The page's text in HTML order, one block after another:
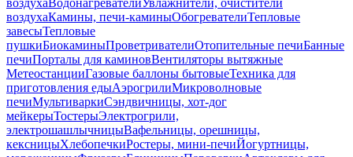
воздухаВодонагревателиУвлажнители, очистители
воздухаКамины, печи-каминыОбогревателиТепловые
завесыТепловые
пушкиБиокаминыПроветривателиОтопительные печиБанные
печиПорталы для каминовВентиляторы вытяжные
МетеостанцииГазовые баллоны бытовыеТехника для
приготовления едыАэрогрилиМикроволновые
печиМультиваркиСэндвичницы, хот-дог
мейкерыТостерыЭлектрогрили,
электрошашлычницыВафельницы, орешницы,
кексницыХлебопечкиРостеры, мини-печиЙогуртницы,